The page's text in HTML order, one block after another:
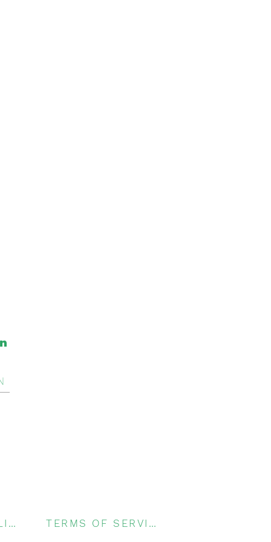
PRIVACY POLICY TERMS OF SERVICE